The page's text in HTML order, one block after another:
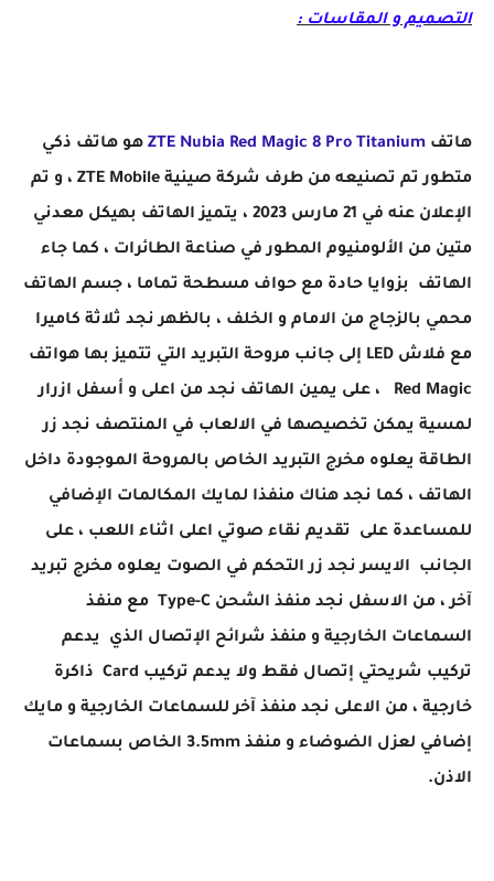
التصميم و المقاسات :
هاتف ZTE Nubia Red Magic 8 Pro Titanium هو هاتف ذكي
متطور تم تصنيعه من طرف شركة صينية ZTE Mobile ، و تم
الإعلان عنه في 21 مارس 2023 ، يتميز الهاتف بهيكل معدني
متين من الألومنيوم المطور في صناعة الطائرات ، كما جاء
الهاتف بزوايا حادة مع حواف مسطحة تماما ، جسم الهاتف
محمي بالزجاج من الامام و الخلف ، بالظهر نجد ثلاثة كاميرا
مع فلاش LED إلى جانب مروحة التبريد التي تتميز بها هواتف
Red Magic ، على يمين الهاتف نجد من اعلى و أسفل ازرار
لمسية يمكن تخصيصها في الالعاب في المنتصف نجد زر
الطاقة يعلوه مخرج التبريد الخاص بالمروحة الموجودة داخل
الهاتف ، كما نجد هناك منفذا لمايك المكالمات الإضافي
للمساعدة على تقديم نقاء صوتي اعلى اثناء اللعب ، على
الجانب الايسر نجد زر التحكم في الصوت يعلوه مخرج تبريد
آخر ، من الاسفل نجد منفذ الشحن Type-C مع منفذ
السماعات الخارجية و منفذ شرائح الإتصال الذي يدعم
تركيب شريحتي إتصال فقط ولا يدعم تركيب Card ذاكرة
خارجية ، من الاعلى نجد منفذ آخر للسماعات الخارجية و مايك
إضافي لعزل الضوضاء و منفذ 3.5mm الخاص بسماعات
الاذن.